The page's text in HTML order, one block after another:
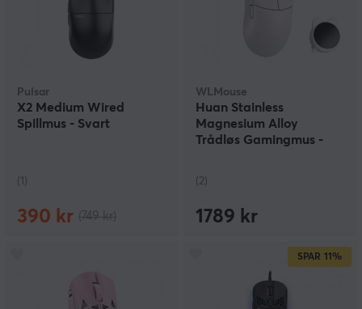
Pulsar
X2 Medium Wired
Spillmus - Svart
(1)
390 kr
WLMouse
Huan Stainless
Magnesium Alloy
Trådløs Gamingmus -
(2)
1789 kr
SPAR 11%